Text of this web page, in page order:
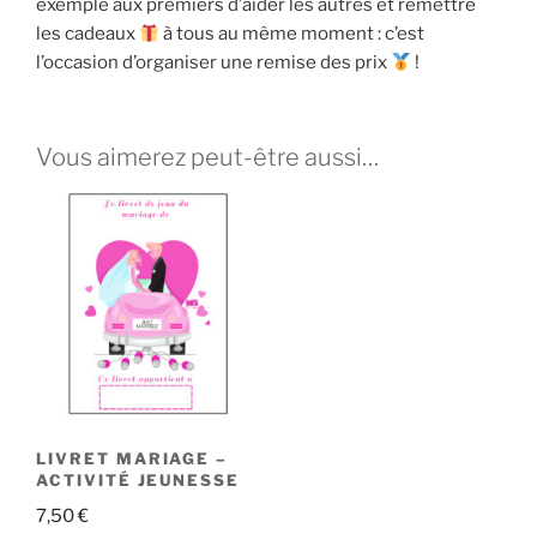
exemple aux premiers d’aider les autres et remettre
les cadeaux
à tous au même moment : c’est
l’occasion d’organiser une remise des prix
!
Vous aimerez peut-être aussi…
LIVRET MARIAGE –
ACTIVITÉ JEUNESSE
7,50€